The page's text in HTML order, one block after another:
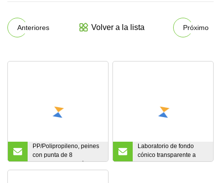
Anteriores Volver a la lista Próximo
PP/Polipropileno, peines
con punta de 8
rayas/funda magnética
Laboratorio de fondo
cónico transparente a
prueba de fugas PP